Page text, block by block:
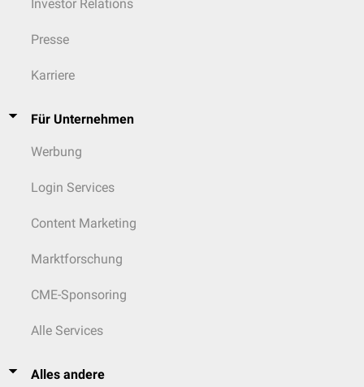
Investor Relations
Presse
Karriere
Für Unternehmen
Werbung
Login Services
Content Marketing
Marktforschung
CME-Sponsoring
Alle Services
Alles andere